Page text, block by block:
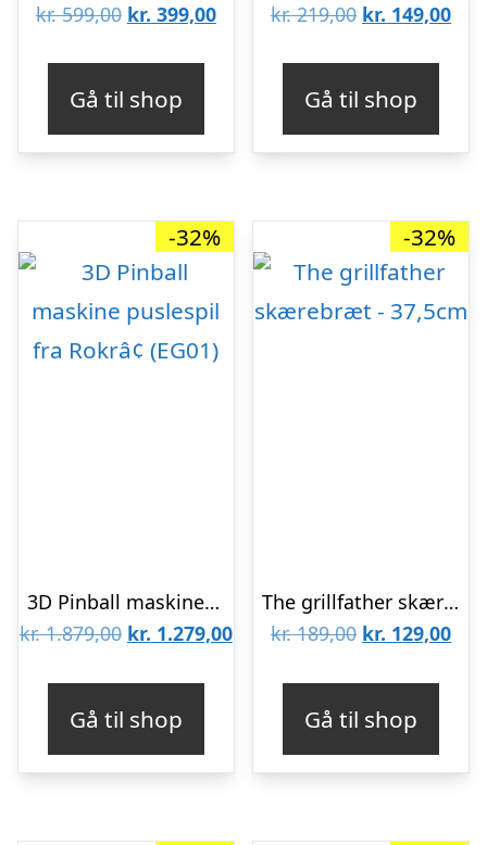
kr.599,00 Den
var:
kr. 599,00.
kr. 399,00Den
kr. 399,00.
Gå til shop
kr.219,00 Den
var:
kr. 219,00.
kr. 149,00Den
kr.
Gå til shop
-32%
3D Pinball maskine puslespil fra Rokrâ¢ (EG01)
kr.1.879,00 Den
var:
kr. 1.879,00.
kr. 1.279,00Den
kr. 1.279,00.
Gå til shop
-32%
The grillfather skærebræt – 37,5cm
kr.189,00 Den
var:
kr. 189,00.
kr. 129,00Den
kr.
Gå til shop